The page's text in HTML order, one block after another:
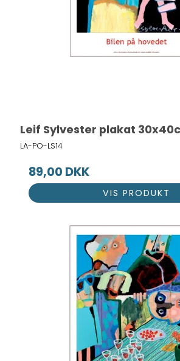
Leif Sylvester plakat
LA-PO-LS14
89,00 DKK
VIS PRODUKT